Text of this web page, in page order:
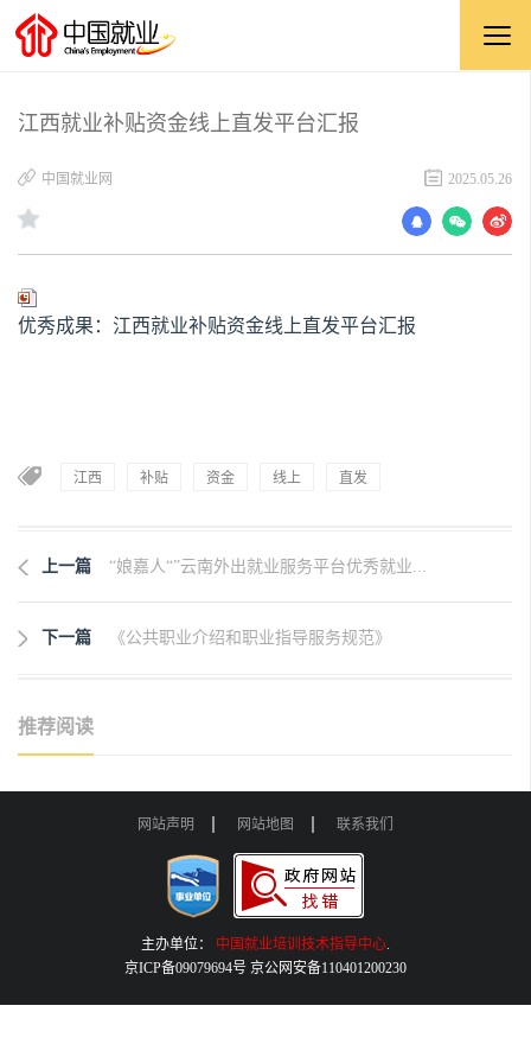
江西就业补贴资金线上直发平台汇报
中国就业网 2025.05.26
优秀成果：江西就业补贴资金线上直发平台汇报
江西 补贴 资金 线上 直发
上一篇 “娘嘉人“”云南外出就业服务平台优秀就业...
下一篇 《公共职业介绍和职业指导服务规范》
推荐阅读
网站声明 网站地图 联系我们
主办单位： 中国就业培训技术指导中心.
京ICP备09079694号 京公网安备110401200230